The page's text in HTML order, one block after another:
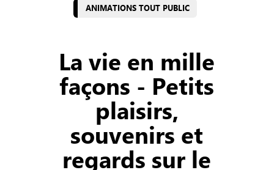
ANIMATIONS TOUT PUBLIC
La vie en mille
façons - Petits
plaisirs,
souvenirs et
regards sur le